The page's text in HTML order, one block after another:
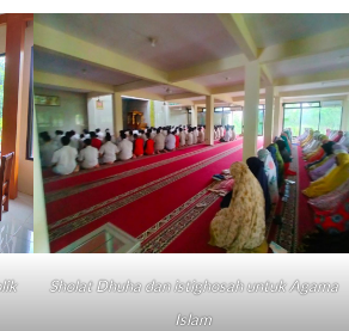
Sholat Dhuha dan istighosah untuk Agama
Islam